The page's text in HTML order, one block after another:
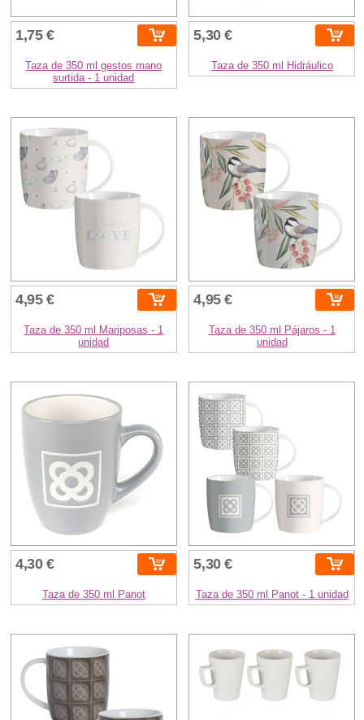
1,75 €
Taza de 350 ml gestos mano
surtida - 1 unidad
5,30 €
Taza de 350 ml Hidráulico
4,95 €
Taza de 350 ml Mariposas - 1
unidad
4,95 €
Taza de 350 ml Pájaros - 1
unidad
4,30 €
Taza de 350 ml Panot
5,30 €
Taza de 350 ml Panot - 1 unidad